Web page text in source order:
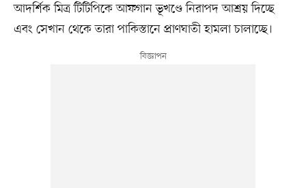
আদর্শিক মিত্র টিটিপিকে আফগান ভূখণ্ডে নিরাপদ আশ্রয় দিচ্ছে
এবং সেখান থেকে তারা পাকিস্তানে প্রাণঘাতী হামলা চালাচ্ছে।